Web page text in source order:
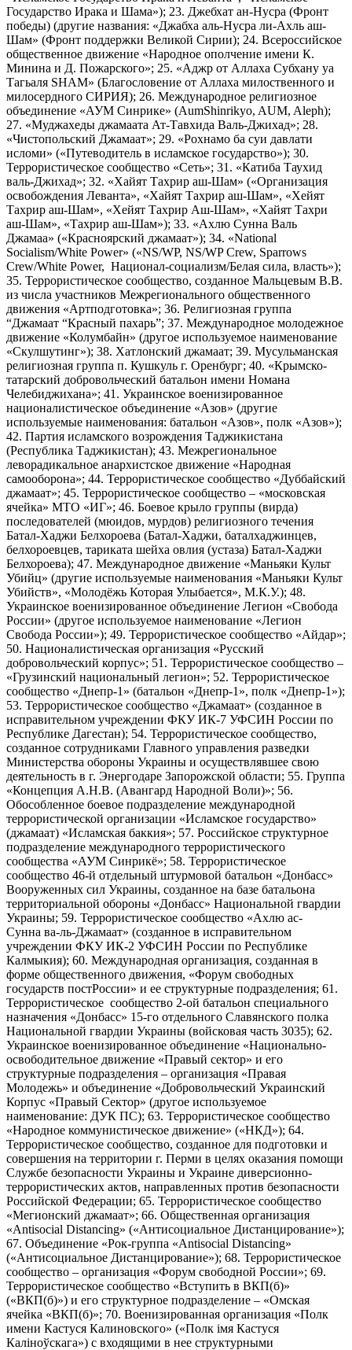
Государство Ирака и Шама»); 23. Джебхат ан-Нусра (Фронт
победы) (другие названия: «Джабха аль-Нусра ли-Ахль аш-
Шам» (Фронт поддержки Великой Сирии); 24. Всероссийское
общественное движение «Народное ополчение имени К.
Минина и Д. Пожарского»; 25. «Аджр от Аллаха Субхану уа
Тагьаля SHAM» (Благословение от Аллаха милоственного и
милосердного СИРИЯ); 26. Международное религиозное
объединение «АУМ Синрике» (AumShinrikyo, AUM, Aleph);
27. «Муджахеды джамаата Ат-Тавхида Валь-Джихад»; 28.
«Чистопольский Джамаат»; 29. «Рохнамо ба суи давлати
исломи» («Путеводитель в исламское государство»); 30.
Террористическое сообщество «Сеть»; 31. «Катиба Таухид
валь-Джихад»; 32. «Хайят Тахрир аш-Шам» («Организация
освобождения Леванта», «Хайят Тахрир аш-Шам», «Хейят
Тахрир аш-Шам», «Хейят Тахрир Аш-Шам», «Хайят Тахри
аш-Шам», «Тахрир аш-Шам»); 33. «Ахлю Сунна Валь
Джамаа» («Красноярский джамаат»); 34. «National
Socialism/White Power» («NS/WP, NS/WP Crew, Sparrows
Crew/White Power, Национал-социализм/Белая сила, власть»);
35. Террористическое сообщество, созданное Мальцевым В.В.
из числа участников Межрегионального общественного
движения «Артподготовка»; 36. Религиозная группа
“Джамаат “Красный пахарь”; 37. Международное молодежное
движение «Колумбайн» (другое используемое наименование
«Скулшутинг»); 38. Хатлонский джамаат; 39. Мусульманская
религиозная группа п. Кушкуль г. Оренбург; 40. «Крымско-
татарский добровольческий батальон имени Номана
Челебиджихана»; 41. Украинское военизированное
националистическое объединение «Азов» (другие
используемые наименования: батальон «Азов», полк «Азов»);
42. Партия исламского возрождения Таджикистана
(Республика Таджикистан); 43. Межрегиональное
леворадикальное анархистское движение «Народная
самооборона»; 44. Террористическое сообщество «Дуббайский
джамаат»; 45. Террористическое сообщество – «московская
ячейка» МТО «ИГ»; 46. Боевое крыло группы (вирда)
последователей (мюидов, мурдов) религиозного течения
Батал-Хаджи Белхороева (Батал-Хаджи, баталхаджинцев,
белхороевцев, тариката шейха овлия (устаза) Батал-Хаджи
Белхороева); 47. Международное движение «Маньяки Культ
Убийц» (другие используемые наименования «Маньяки Культ
Убийств», «Молодёжь Которая Улыбается», М.К.У.); 48.
Украинское военизированное объединение Легион «Свобода
России» (другое используемое наименование «Легион
Свобода России»); 49. Террористическое сообщество «Айдар»;
50. Националистическая организация «Русский
добровольческий корпус»; 51. Террористическое сообщество –
«Грузинский национальный легион»; 52. Террористическое
сообщество «Днепр-1» (батальон «Днепр-1», полк «Днепр-1»);
53. Террористическое сообщество «Джамаат» (созданное в
исправительном учреждении ФКУ ИК-7 УФСИН России по
Республике Дагестан); 54. Террористическое сообщество,
созданное сотрудниками Главного управления разведки
Министерства обороны Украины и осуществлявшее свою
деятельность в г. Энергодаре Запорожской области; 55. Группа
«Концепция А.Н.В. (Авангард Народной Воли)»; 56.
Обособленное боевое подразделение международной
террористической организации «Исламское государство»
(джамаат) «Исламская баккия»; 57. Российское структурное
подразделение международного террористического
сообщества «АУМ Синрикё»; 58. Террористическое
сообщество 46-й отдельный штурмовой батальон «Донбасс»
Вооруженных сил Украины, созданное на базе батальона
территориальной обороны «Донбасс» Национальной гвардии
Украины; 59. Террористическое сообщество «Ахлю ас-
Сунна ва-ль-Джамаат» (созданное в исправительном
учреждении ФКУ ИК-2 УФСИН России по Республике
Калмыкия); 60. Международная организация, созданная в
форме общественного движения, «Форум свободных
государств постРоссии» и ее структурные подразделения; 61.
Террористическое сообщество 2-ой батальон специального
назначения «Донбасс» 15-го отдельного Славянского полка
Национальной гвардии Украины (войсковая часть 3035); 62.
Украинское военизированное объединение «Национально-
освободительное движение «Правый сектор» и его
структурные подразделения – организация «Правая
Молодежь» и объединение «Добровольческий Украинский
Корпус «Правый Сектор» (другое используемое
наименование: ДУК ПС); 63. Террористическое сообщество
«Народное коммунистическое движение» («НКД»); 64.
Террористическое сообщество, созданное для подготовки и
совершения на территории г. Перми в целях оказания помощи
Службе безопасности Украины и Украине диверсионно-
террористических актов, направленных против безопасности
Российской Федерации; 65. Террористическое сообщество
«Мегионский джамаат»; 66. Общественная организация
«Antisocial Distancing» («Антисоциальное Дистанцирование»);
67. Объединение «Рок-группа «Antisocial Distancing»
(«Антисоциальное Дистанцирование»); 68. Террористическое
сообщество – организация «Форум свободной России»; 69.
Террористическое сообщество «Вступить в ВКП(б)»
(«ВКП(б)») и его структурное подразделение – «Омская
ячейка «ВКП(б)»; 70. Военизированная организация «Полк
имени Кастуся Калиновского» («Полк iмя Кастуся
Калiноўскага») с входящими в нее структурными